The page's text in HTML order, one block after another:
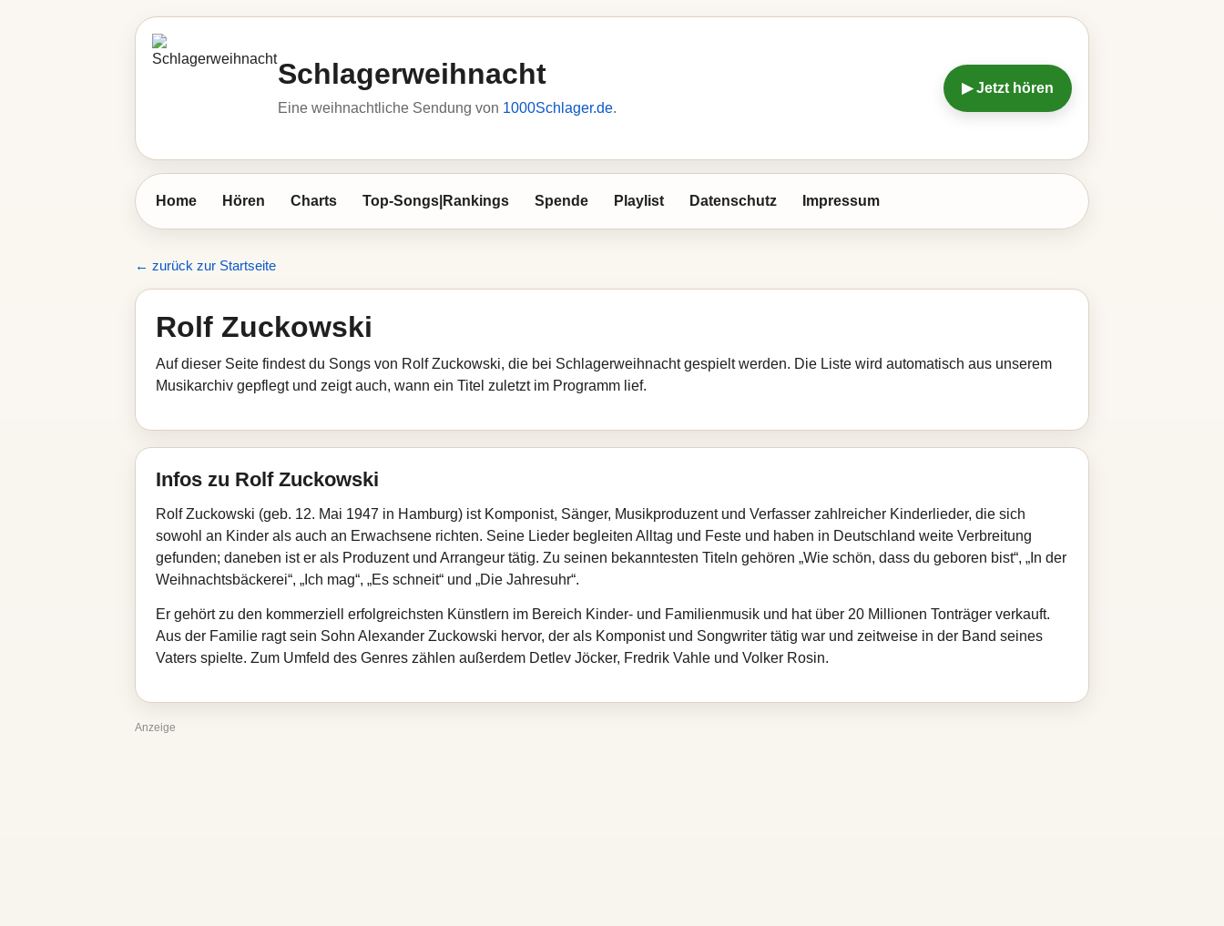
Schlagerweihnacht
Eine weihnachtliche Sendung von 1000Schlager.de.
▶ Jetzt hören
Home Hören Charts Top-Songs|Rankings Spende Playlist Datenschutz Impressum
← zurück zur Startseite
Rolf Zuckowski
Auf dieser Seite findest du Songs von Rolf Zuckowski, die bei Schlagerweihnacht gespielt werden. Die Liste wird automatisch aus unserem
Musikarchiv gepflegt und zeigt auch, wann ein Titel zuletzt im Programm lief.
Infos zu Rolf Zuckowski
Rolf Zuckowski (geb. 12. Mai 1947 in Hamburg) ist Komponist, Sänger, Musikproduzent und Verfasser zahlreicher Kinderlieder, die sich
sowohl an Kinder als auch an Erwachsene richten. Seine Lieder begleiten Alltag und Feste und haben in Deutschland weite Verbreitung
gefunden; daneben ist er als Produzent und Arrangeur tätig. Zu seinen bekanntesten Titeln gehören „Wie schön, dass du geboren bist“, „In der
Weihnachtsbäckerei“, „Ich mag“, „Es schneit“ und „Die Jahresuhr“.
Er gehört zu den kommerziell erfolgreichsten Künstlern im Bereich Kinder- und Familienmusik und hat über 20 Millionen Tonträger verkauft.
Aus der Familie ragt sein Sohn Alexander Zuckowski hervor, der als Komponist und Songwriter tätig war und zeitweise in der Band seines
Vaters spielte. Zum Umfeld des Genres zählen außerdem Detlev Jöcker, Fredrik Vahle und Volker Rosin.
Anzeige